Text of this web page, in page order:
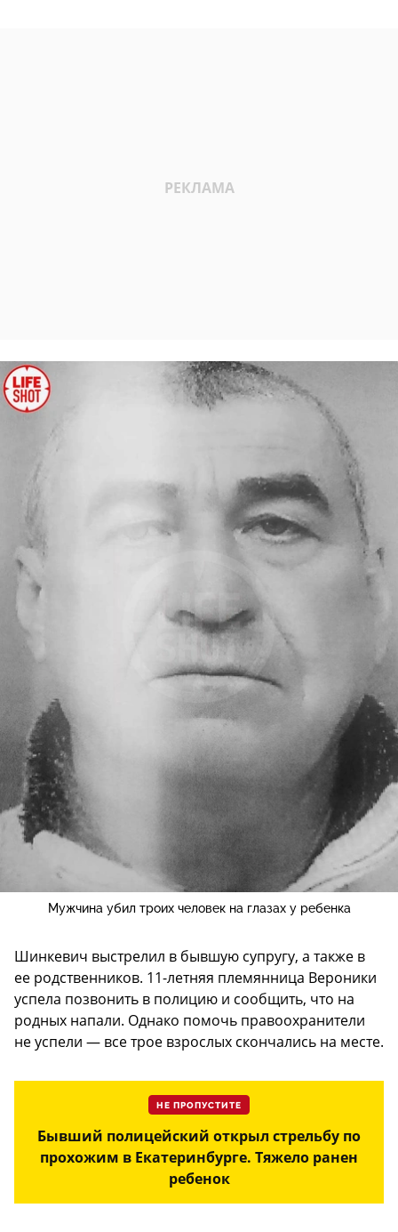
Мужчина убил троих человек на глазах у ребенка
Шинкевич выстрелил в бывшую супругу, а также в
ее родственников. 11-летняя племянница Вероники
успела позвонить в полицию и сообщить, что на
родных напали. Однако помочь правоохранители
не успели — все трое взрослых скончались на месте.
НЕ ПРОПУСТИТЕ
Бывший полицейский открыл стрельбу по
прохожим в Екатеринбурге. Тяжело ранен
ребенок